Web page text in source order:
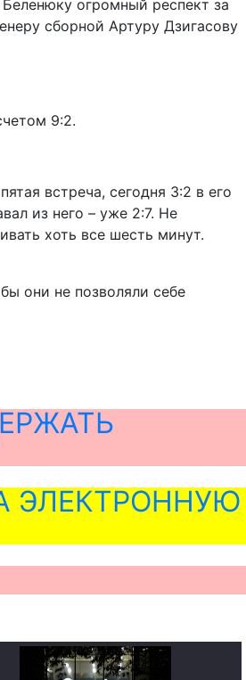
огромный респект за
сборной Артуру Дзигасову
9:2.
встреча, сегодня 3:2 в его
из него – уже 2:7. Не
хоть все шесть минут.
они не позволяли себе
ЭЛЕКТРОННУЮ